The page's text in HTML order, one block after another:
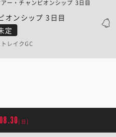
定
オンシップ 3日目
・チャンピオンシップ 3日目
レイクGC
[日]